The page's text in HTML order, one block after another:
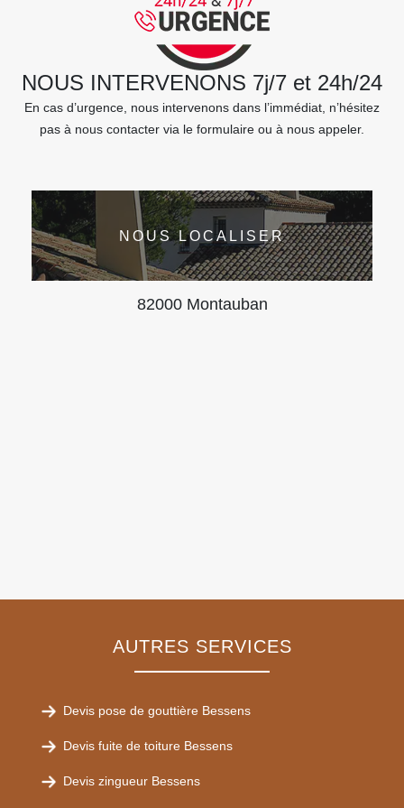
NOUS INTERVENONS 7j/7 et 24h/24
En cas d’urgence, nous intervenons dans l’immédiat, n’hésitez
pas à nous contacter via le formulaire ou à nous appeler.
NOUS LOCALISER
82000 Montauban
AUTRES SERVICES
Devis pose de gouttière Bessens
Devis fuite de toiture Bessens
Devis zingueur Bessens